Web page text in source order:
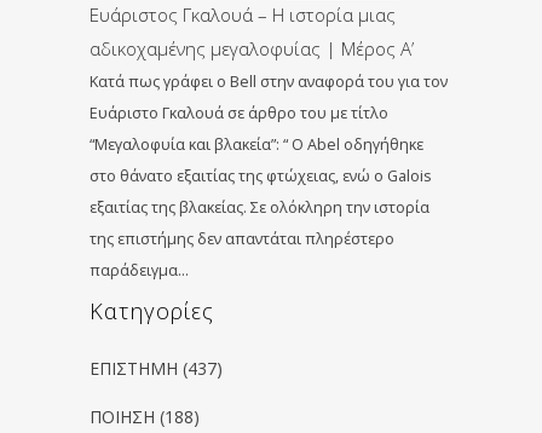
Ευάριστος Γκαλουά – Η ιστορία μιας
αδικοχαμένης μεγαλοφυίας | Μέρος Α’
Κατά πως γράφει ο Bell στην αναφορά του για τον
Ευάριστο Γκαλουά σε άρθρο του με τίτλο
“Μεγαλοφυία και βλακεία”: “ Ο Abel οδηγήθηκε
στο θάνατο εξαιτίας της φτώχειας, ενώ ο Galois
εξαιτίας της βλακείας. Σε ολόκληρη την ιστορία
της επιστήμης δεν απαντάται πληρέστερο
παράδειγμα…
Kατηγορίες
ΕΠΙΣΤΗΜΗ (437)
ΠΟΙΗΣΗ (188)